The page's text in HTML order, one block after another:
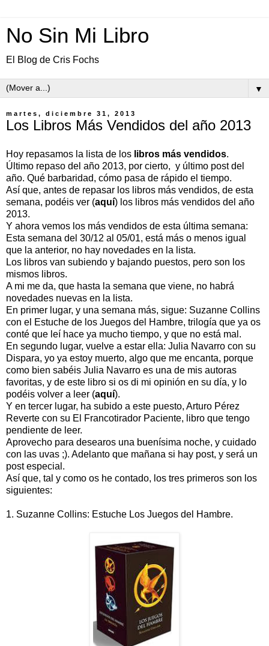
No Sin Mi Libro
El Blog de Cris Fochs
▼
martes, diciembre 31, 2013
Los Libros Más Vendidos del año 2013
Hoy repasamos la lista de los libros más vendidos.
Último repaso del año 2013, por cierto, y último post del
año. Qué barbaridad, cómo pasa de rápido el tiempo.
Así que, antes de repasar los libros más vendidos, de esta
semana, podéis ver (aquí) los libros más vendidos del año
2013.
Y ahora vemos los más vendidos de esta última semana:
Esta semana del 30/12 al 05/01, está más o menos igual
que la anterior, no hay novedades en la lista.
Los libros van subiendo y bajando puestos, pero son los
mismos libros.
A mi me da, que hasta la semana que viene, no habrá
novedades nuevas en la lista.
En primer lugar, y una semana más, sigue: Suzanne Collins
con el Estuche de los Juegos del Hambre, trilogía que ya os
conté que leí hace ya mucho tiempo, y que no está mal.
En segundo lugar, vuelve a estar ella: Julia Navarro con su
Dispara, yo ya estoy muerto, algo que me encanta, porque
como bien sabéis Julia Navarro es una de mis autoras
favoritas, y de este libro si os di mi opinión en su día, y lo
podéis volver a leer (aquí).
Y en tercer lugar, ha subido a este puesto, Arturo Pérez
Reverte con su El Francotirador Paciente, libro que tengo
pendiente de leer.
Aprovecho para desearos una buenísima noche, y cuidado
con las uvas ;). Adelanto que mañana si hay post, y será un
post especial.
Así que, tal y como os he contado, los tres primeros son los
siguientes:
1. Suzanne Collins: Estuche Los Juegos del Hambre.